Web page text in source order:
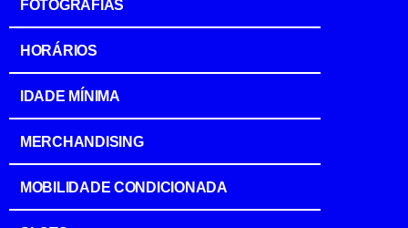
FOTOGRAFIAS
HORÁRIOS
IDADE MÍNIMA
MERCHANDISING
MOBILIDADE CONDICIONADA